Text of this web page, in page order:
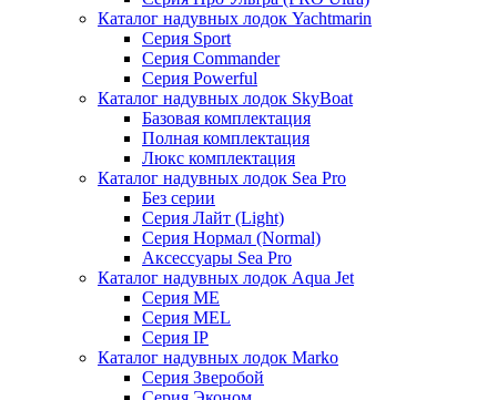
Каталог надувных лодок Yachtmarin
Серия Sport
Серия Commander
Серия Powerful
Каталог надувных лодок SkyBoat
Базовая комплектация
Полная комплектация
Люкс комплектация
Каталог надувных лодок Sea Pro
Без серии
Серия Лайт (Light)
Серия Нормал (Normal)
Аксессуары Sea Pro
Каталог надувных лодок Aqua Jet
Серия ME
Серия MEL
Серия IP
Каталог надувных лодок Marko
Серия Зверобой